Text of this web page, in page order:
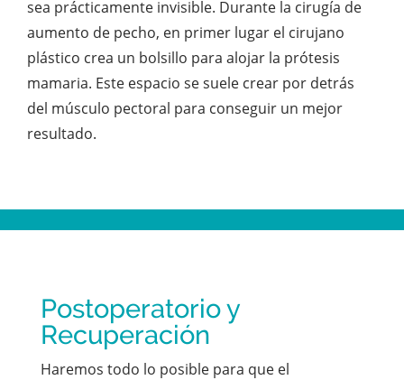
sea prácticamente invisible. Durante la cirugía de
aumento de pecho, en primer lugar el cirujano
plástico crea un bolsillo para alojar la prótesis
mamaria. Este espacio se suele crear por detrás
del músculo pectoral para conseguir un mejor
resultado.
Postoperatorio y
Recuperación
Haremos todo lo posible para que el